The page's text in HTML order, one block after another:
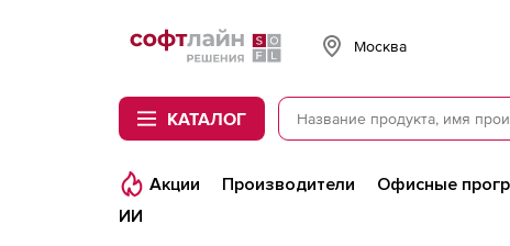
Softline
Москва
КАТАЛОГ
Акции Производители Офисные
ИИ